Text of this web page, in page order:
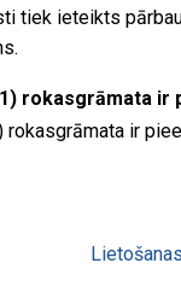
tiek ieteikts
rokasgrāmata ir
rokasgrāmata ir